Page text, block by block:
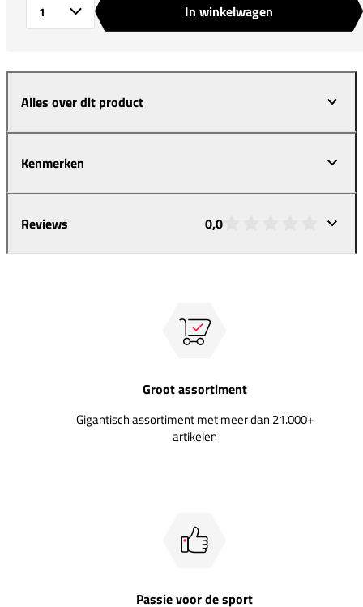
In winkelwagen
Alles over dit product
Kenmerken
Reviews 0,0
Groot assortiment
Gigantisch assortiment met meer dan 21.000+
artikelen
Passie voor de sport